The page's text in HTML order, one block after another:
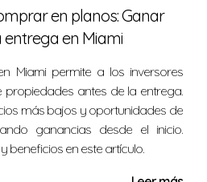
el proceso y aumentar tus
confiable en
Si deseas explorar más
en la renta o cualquier
inversiones en bienes raíces,
en planos: Ganar
en Miami
Miami permite a los inversores
antes de la entrega.
más bajos y oportunidades de
ganancias desde el inicio.
beneficios en este artículo.